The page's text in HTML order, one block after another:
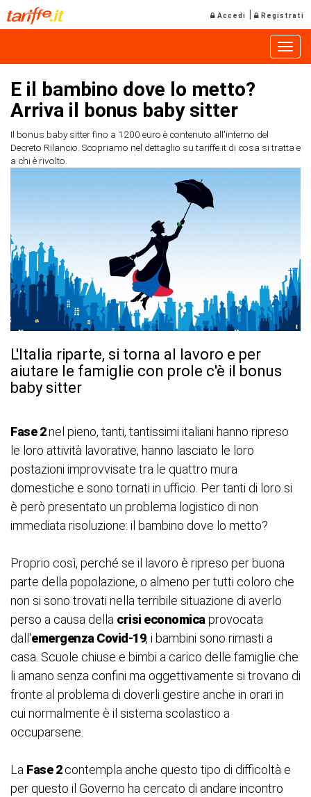
Accedi | Registrati
E il bambino dove lo metto?
Arriva il bonus baby sitter
Il bonus baby sitter fino a 1200 euro è contenuto all'interno del
Decreto Rilancio. Scopriamo nel dettaglio su tariffe.it di cosa si tratta e
a chi è rivolto.
L'Italia riparte, si torna al lavoro e per
aiutare le famiglie con prole c'è il bonus
baby sitter
Fase 2nel pieno, tanti, tantissimi italiani hanno ripreso
le loro attività lavorative, hanno lasciato le loro
postazioni improvvisate tra le quattro mura
domestiche e sono tornati in ufficio. Per tanti di loro si
è però presentato un problema logistico di non
immediata risoluzione: il bambino dove lo metto?
Proprio così, perché se il lavoro è ripreso per buona
parte della popolazione, o almeno per tutti coloro che
non si sono trovati nella terribile situazione di averlo
perso a causa della crisi economica provocata
dall'emergenza Covid-19, i bambini sono rimasti a
casa. Scuole chiuse e bimbi a carico delle famiglie che
li amano senza confini ma oggettivamente si trovano di
fronte al problema di doverli gestire anche in orari in
cui normalmente è il sistema scolastico a
occuparsene.
La Fase 2contempla anche questo tipo di difficoltà e
per questo il Governo ha cercato di andare incontro